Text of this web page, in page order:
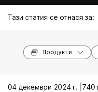
Тази статия се отнася за:
Продукти
04 декември 2024 г. | 740